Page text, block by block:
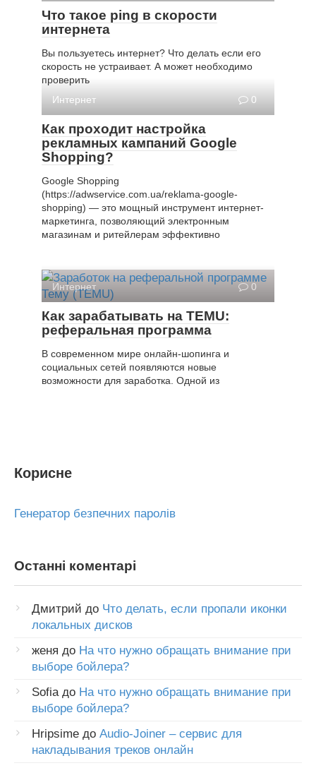
Что такое ping в скорости
интернета
Вы пользуетесь интернет? Что делать если его
скорость не устраивает. А может необходимо
проверить
Интернет
0
Как проходит настройка
рекламных кампаний Google
Shopping?
Google Shopping
(https://adwservice.com.ua/reklama-google-
shopping) — это мощный инструмент интернет-
маркетинга, позволяющий электронным
магазинам и ритейлерам эффективно
Интернет 0
Как зарабатывать на TEMU:
реферальная программа
В современном мире онлайн-шопинга и
социальных сетей появляются новые
возможности для заработка. Одной из
Корисне
Генератор безпечних паролів
Останні коментарі
Дмитрий до Что делать, если пропали иконки
локальных дисков
женя до На что нужно обращать внимание при
выборе бойлера?
Sofiaдо На что нужно обращать внимание при
выборе бойлера?
Hripsime до Audio-Joiner – сервис для
накладывания треков онлайн